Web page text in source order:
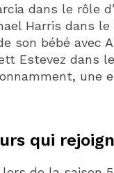
dans le rôle
Harris dans le
son bébé avec
Estevez dans
une
qui